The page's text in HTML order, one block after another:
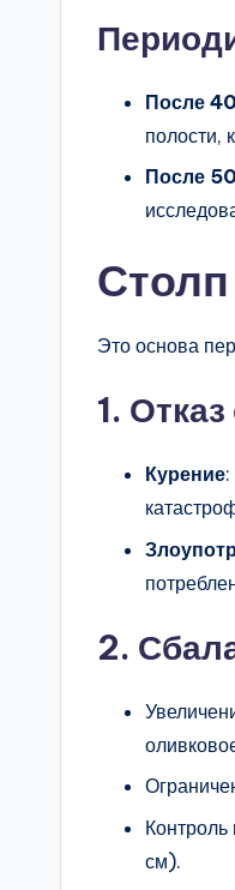
После
полости,
После
Это основа
1.
Курение
2.
см).